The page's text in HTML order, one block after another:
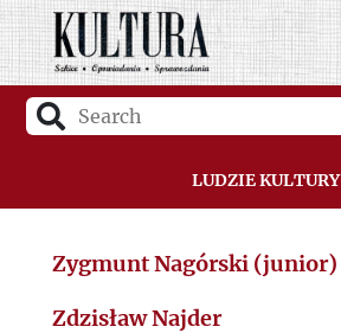
Ludzie Kultury
Zygmunt Nagórski (junior)
Zdzisław Najder